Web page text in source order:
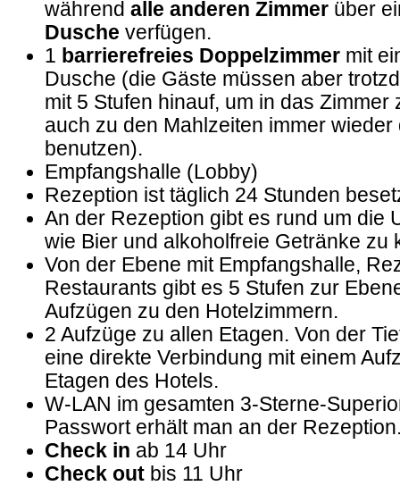
während alle anderen Zimmer über
Dusche verfügen.
1 barrierefreies Doppelzimmer mit
Dusche (die Gäste müssen aber
mit 5 Stufen hinauf, um in das Zimmer
auch zu den Mahlzeiten immer wieder
benutzen).
Empfangshalle (Lobby)
Rezeption ist täglich 24 Stunden
An der Rezeption gibt es rund um die
wie Bier und alkoholfreie Getränke zu
Von der Ebene mit Empfangshalle,
Restaurants gibt es 5 Stufen zur
Aufzügen zu den Hotelzimmern.
2 Aufzüge zu allen Etagen. Von der
eine direkte Verbindung mit einem
Etagen des Hotels.
W-LAN im gesamten 3-Sterne-
Passwort erhält man an der
Check in ab 14 Uhr
Check out bis 11 Uhr